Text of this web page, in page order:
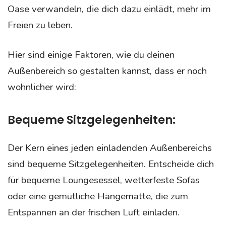
Oase verwandeln, die dich dazu einlädt, mehr im
Freien zu leben.
Hier sind einige Faktoren, wie du deinen
Außenbereich so gestalten kannst, dass er noch
wohnlicher wird:
Bequeme Sitzgelegenheiten:
Der Kern eines jeden einladenden Außenbereichs
sind bequeme Sitzgelegenheiten. Entscheide dich
für bequeme Loungesessel, wetterfeste Sofas
oder eine gemütliche Hängematte, die zum
Entspannen an der frischen Luft einladen.